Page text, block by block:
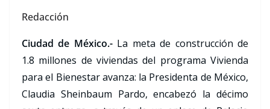
Redacción
Ciudad de México.-La meta de construcción de
1.8 millones de viviendas del programa Vivienda
para el Bienestar avanza: la Presidenta de México,
Claudia Sheinbaum Pardo, encabezó la décimo